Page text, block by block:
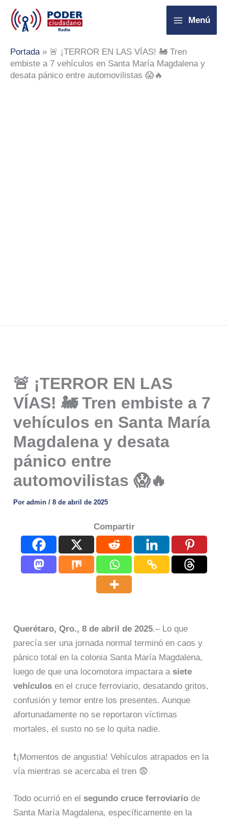
contenido
Menú
Portada» 🚨 ¡TERROR EN LAS VÍAS! 🚂 Tren
embiste a 7 vehículos en Santa María Magdalena y
desata pánico entre automovilistas 😱🔥
🚨 ¡TERROR EN LAS
VÍAS! 🚂 Tren embiste a 7
vehículos en Santa María
Magdalena y desata
pánico entre
automovilistas 😱🔥
Poradmin/8 de abril de 2025
Compartir
Querétaro, Qro., 8 de abril de 2025.– Lo que
parecía ser una jornada normal terminó en caos y
pánico total en la colonia Santa María Magdalena,
luego de que una locomotora impactara asiete
vehículos en el cruce ferroviario, desatando gritos,
confusión y temor entre los presentes. Aunque
afortunadamente no se reportaron víctimas
mortales, el susto no se lo quita nadie.
❗¡Momentos de angustia! Vehículos atrapados en la
vía mientras se acercaba el tren 😨
Todo ocurrió en elsegundo cruce ferroviario de
Santa María Magdalena, específicamente en la